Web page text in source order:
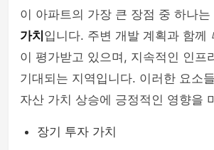
이 아파트의 가장 큰 장점 중 하나는
가치 입니다. 주변 개발 계획과 함께
이 평가받고 있으며, 지속적인 인프
기대되는 지역입니다. 이러한 요소
자산 가치 상승에 긍정적인 영향을
장기 투자 가치